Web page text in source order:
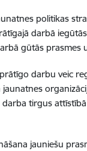
politikas
darbā
gūtās prasmes
darbu veic
tirgus
jauniešu